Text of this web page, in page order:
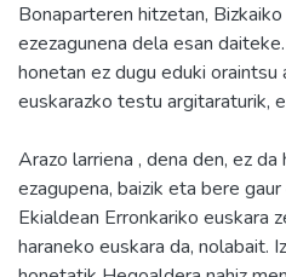
Bonaparteren hitzetan,
ezezagunena dela esan
honetan ez dugu eduki
euskarazko testu argitaraturik,
Arazo larriena , dena den, ez
ezagupena, baizik eta bere
Ekialdean Erronkariko euskara
haraneko euskara da, nolabait.